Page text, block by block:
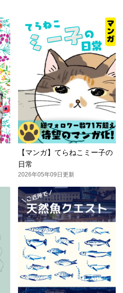
【マンガ】てらねこミー子の
日常
2026年05年09日更新